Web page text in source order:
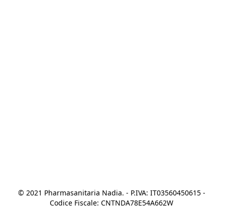
© 2021 Pharmasanitaria Nadia. - P.IVA: IT03560450615 -
Codice Fiscale: CNTNDA78E54A662W